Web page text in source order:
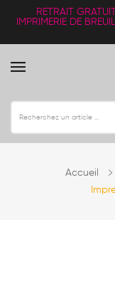
RETRAIT GRATUIT
IMPRIMERIE DE
Accueil